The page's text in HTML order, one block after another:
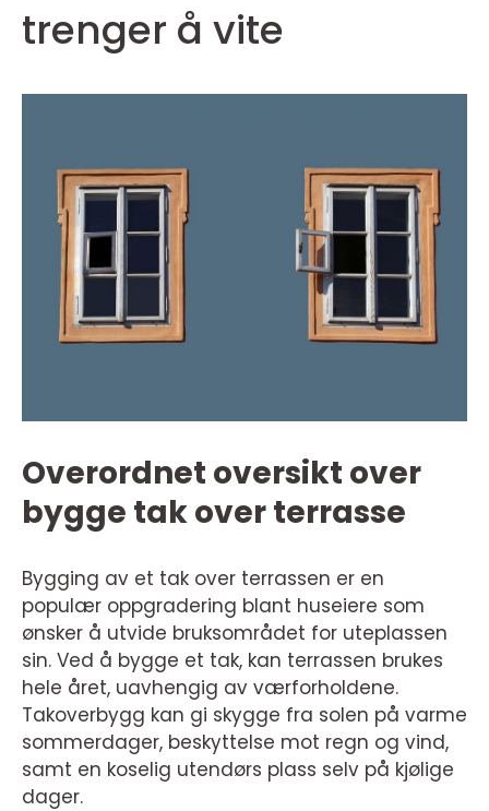
trenger å vite
Overordnet oversikt over
bygge tak over terrasse
Bygging av et tak over terrassen er en
populær oppgradering blant huseiere som
ønsker å utvide bruksområdet for uteplassen
sin. Ved å bygge et tak, kan terrassen brukes
hele året, uavhengig av værforholdene.
Takoverbygg kan gi skygge fra solen på varme
sommerdager, beskyttelse mot regn og vind,
samt en koselig utendørs plass selv på kjølige
dager.